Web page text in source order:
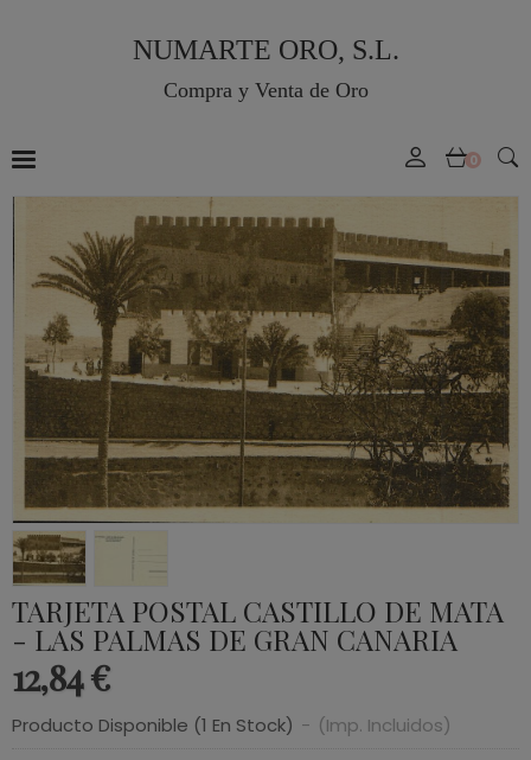
NUMARTE ORO, S.L.
Compra y Venta de Oro
0
TARJETA POSTAL CASTILLO DE MATA
- LAS PALMAS DE GRAN CANARIA
12,84 €
Producto Disponible (1 En Stock) - (Imp. Incluidos)